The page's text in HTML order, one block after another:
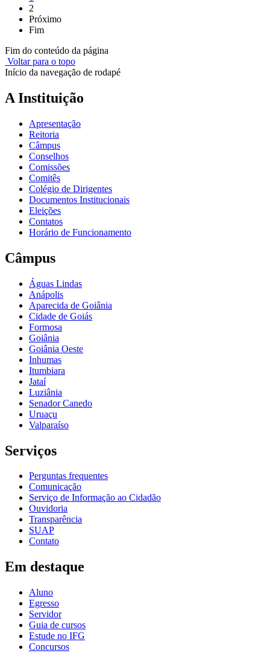
2
Próximo
Fim
Fim do conteúdo da página
Voltar para o topo
Início da navegação de rodapé
A Instituição
Apresentação
Reitoria
Câmpus
Conselhos
Comissões
Comitês
Colégio de Dirigentes
Documentos Institucionais
Eleições
Contatos
Horário de Funcionamento
Câmpus
Águas Lindas
Anápolis
Aparecida de Goiânia
Cidade de Goiás
Formosa
Goiânia
Goiânia Oeste
Inhumas
Itumbiara
Jataí
Luziânia
Senador Canedo
Uruaçu
Valparaíso
Serviços
Perguntas frequentes
Comunicação
Serviço de Informação ao Cidadão
Ouvidoria
Transparência
SUAP
Contato
Em destaque
Aluno
Egresso
Servidor
Guia de cursos
Estude no IFG
Concursos